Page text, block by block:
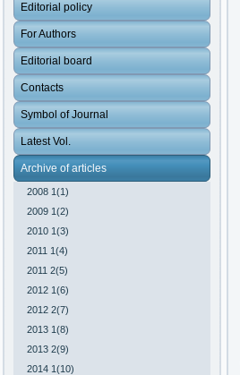
Editorial policy
For Authors
Editorial board
Contacts
Symbol of Journal
Latest Vol.
Archive of articles
2008 1(1)
2009 1(2)
2010 1(3)
2011 1(4)
2011 2(5)
2012 1(6)
2012 2(7)
2013 1(8)
2013 2(9)
2014 1(10)